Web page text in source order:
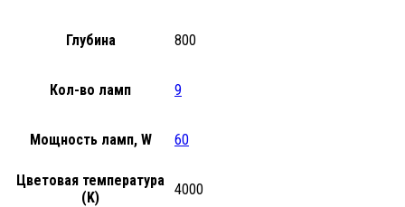
Глубина 800
Кол-во ламп 9
Мощность ламп, W 60
Цветовая температура
(K)
4000